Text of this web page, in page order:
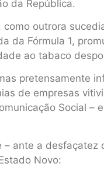
da República.
como outrora
da Fórmula 1,
ao tabaco
pretensamente
de empresas
Social –
– ante a
Novo: